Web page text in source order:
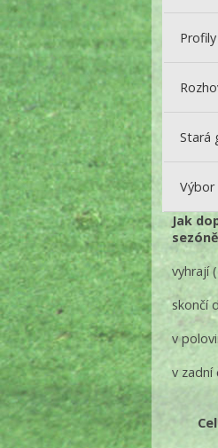
Profily
Stará
Výbor
Jak
vyhrají
skončí
v
v zadní